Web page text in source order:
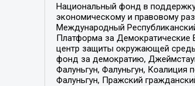
Национальный фонд в
экономическому и правовому
Международный
Платформа за
центр защиты окружающей среды
фонд за демократию,
Фалуньгун, Фалуньгун,
Фалуньгун, Пражский